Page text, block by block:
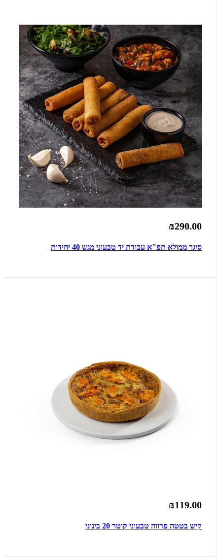
₪290.00
סיגר ממולא תפ"א עבודת יד טבעוני מגש 40 יחידות
₪119.00
קיש בטטה פרווה טבעוני קוטר 20 בינוני